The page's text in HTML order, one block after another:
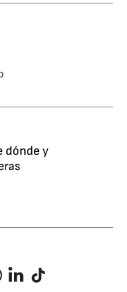
dónde y
LinkedIn
TikTok